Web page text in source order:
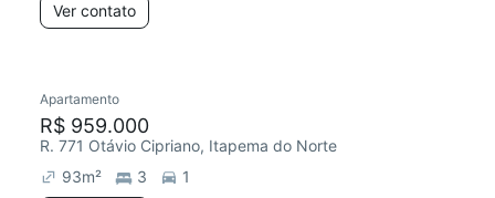
Ver contato
Apartamento
R$ 959.000
R. 771 Otávio Cipriano, Itapema do Norte
93m² 3
1